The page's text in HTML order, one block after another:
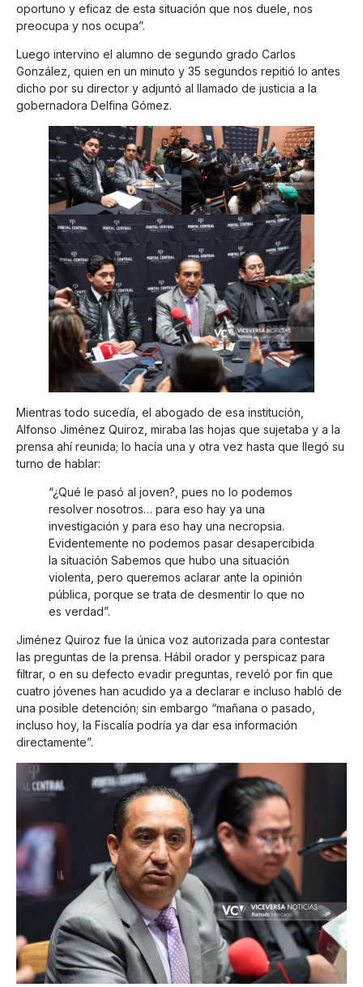
oportuno y eficaz de esta situación que nos duele, nos
preocupa y nos ocupa”.
Luego intervino el alumno de segundo grado Carlos
González, quien en un minuto y 35 segundos repitió lo antes
dicho por su director y adjuntó al llamado de justicia a la
gobernadora Delfina Gómez.
Mientras todo sucedía, el abogado de esa institución,
Alfonso Jiménez Quiroz, miraba las hojas que sujetaba y a la
prensa ahí reunida; lo hacía una y otra vez hasta que llegó su
turno de hablar:
“¿Qué le pasó al joven?, pues no lo podemos
resolver nosotros… para eso hay ya una
investigación y para eso hay una necropsia.
Evidentemente no podemos pasar desapercibida
la situación Sabemos que hubo una situación
violenta, pero queremos aclarar ante la opinión
pública, porque se trata de desmentir lo que no
es verdad”.
Jiménez Quiroz fue la única voz autorizada para contestar
las preguntas de la prensa. Hábil orador y perspicaz para
filtrar, o en su defecto evadir preguntas, reveló por fin que
cuatro jóvenes han acudido ya a declarar e incluso habló de
una posible detención; sin embargo “mañana o pasado,
incluso hoy, la Fiscalía podría ya dar esa información
directamente”.